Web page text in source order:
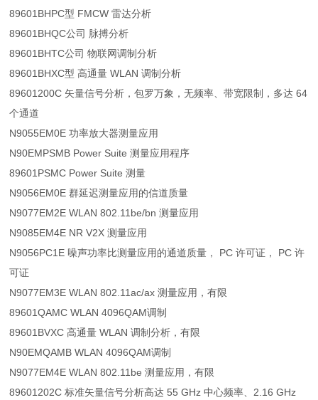
89601BHPC型 FMCW 雷达分析
89601BHQC公司 脉搏分析
89601BHTC公司 物联网调制分析
89601BHXC型 高通量 WLAN 调制分析
89601200C 矢量信号分析，包罗万象，无频率、带宽限制，多达 64
个通道
N9055EM0E 功率放大器测量应用
N90EMPSMB Power Suite 测量应用程序
89601PSMC Power Suite 测量
N9056EM0E 群延迟测量应用的信道质量
N9077EM2E WLAN 802.11be/bn 测量应用
N9085EM4E NR V2X 测量应用
N9056PC1E 噪声功率比测量应用的通道质量， PC 许可证， PC 许
可证
N9077EM3E WLAN 802.11ac/ax 测量应用，有限
89601QAMC WLAN 4096QAM调制
89601BVXC 高通量 WLAN 调制分析，有限
N90EMQAMB WLAN 4096QAM调制
N9077EM4E WLAN 802.11be 测量应用，有限
89601202C 标准矢量信号分析高达 55 GHz 中心频率、2.16 GHz